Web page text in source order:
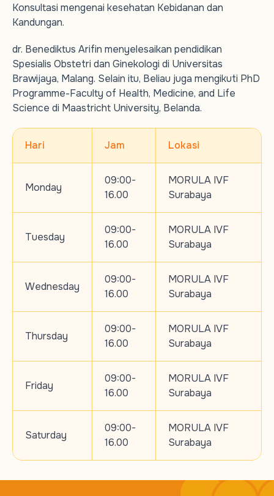
Konsultasi mengenai kesehatan Kebidanan dan
Kandungan.
dr. Benediktus Arifin menyelesaikan pendidikan
Spesialis Obstetri dan Ginekologi di Universitas
Brawijaya, Malang. Selain itu, Beliau juga mengikuti PhD
Programme-Faculty of Health, Medicine, and Life
Science di Maastricht University, Belanda.
Hari Jam Lokasi
Monday
09:00-
16.00
MORULA IVF
Surabaya
Tuesday
09:00-
16.00
MORULA IVF
Surabaya
Wednesday
09:00-
16.00
MORULA IVF
Surabaya
Thursday
09:00-
16.00
MORULA IVF
Surabaya
Friday
09:00-
16.00
MORULA IVF
Surabaya
Saturday
09:00-
16.00
MORULA IVF
Surabaya